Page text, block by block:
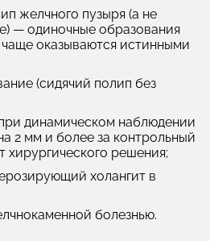
желчного пузыря (а не
— одиночные образования
чаще оказываются истинными
(сидячий полип без
динамическом наблюдении
2 мм и более за контрольный
хирургического решения;
холангит в
болезнью.